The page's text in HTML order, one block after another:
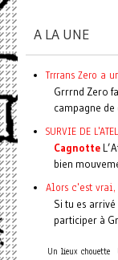
A LA UNE
Trrrans Zero a
Grrrnd Zero
campagne de
SURVIE DE
Cagnotte
bien
Alors c'est
Si tu es
participer à
Un lieux chouette